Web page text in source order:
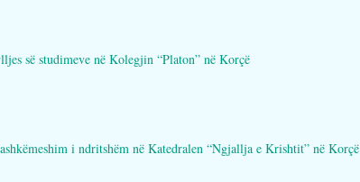
së studimeve në Kolegjin “Platon” në Korçë
i ndritshëm në Katedralen “Ngjallja e Krishtit” në Korçë